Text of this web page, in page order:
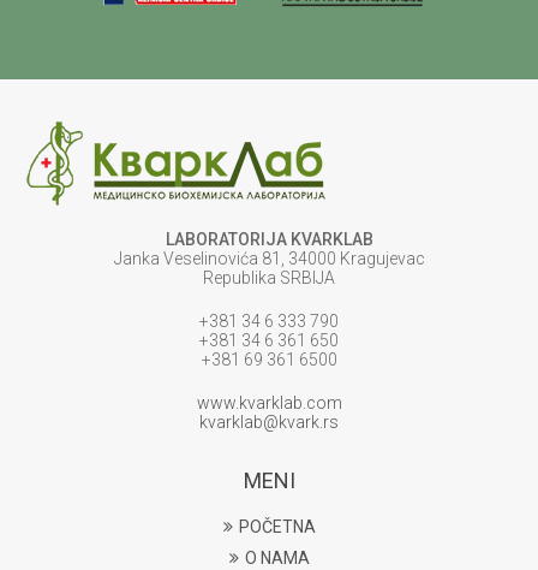
LABORATORIJA KVARKLAB
Janka Veselinovića 81, 34000 Kragujevac
Republika SRBIJA
+381 34 6 333 790
+381 34 6 361 650
+381 69 361 6500
www.kvarklab.com
kvarklab@kvark.rs
MENI
POČETNA
O NAMA